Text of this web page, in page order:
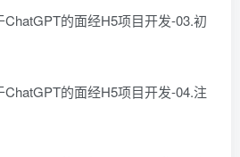
的面经H5项目开发-03.初
的面经H5项目开发-04.注